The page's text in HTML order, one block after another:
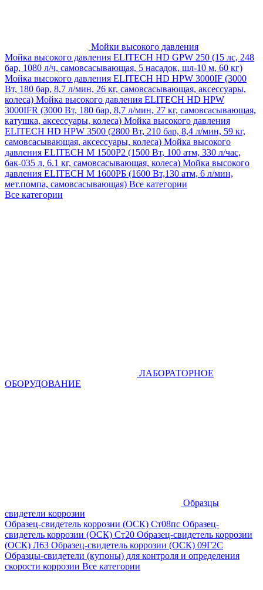
Мойки высокого давления
Мойка высокого давления ELITECH HD GPW 250 (15 лс, 248
бар, 1080 л/ч, самовсасывающая, 5 насадок, шл-10 м, 60 кг)
Мойка высокого давления ELITECH HD HPW 3000IF (3000
Вт, 180 бар, 8,7 л/мин, 26 кг, самовсасывающая, аксессуары,
колеса) Мойка высокого давления ELITECH HD HPW
3000IFR (3000 Вт, 180 бар, 8,7 л/мин, 27 кг, самовсасывающая,
катушка, аксессуары, колеса) Мойка высокого давления
ELITECH HD HPW 3500 (2800 Вт, 210 бар, 8,4 л/мин, 59 кг,
самовсасывающая, аксессуары, колеса) Мойка высокого
давления ELITECH M 1500P2 (1500 Вт, 100 атм, 330 л/час,
бак-035 л, 6.1 кг, самовсасывающая, колеса) Мойка высокого
давления ELITECH М 1600РБ (1600 Вт,130 атм, 6 л/мин,
мет.помпа, самовсасывающая) Все категории
Все категории
ЛАБОРАТОРНОЕ
ОБОРУДОВАНИЕ
Образцы
свидетели коррозии
Образец-свидетель коррозии (ОСК) Ст08пс Образец-
свидетель коррозии (ОСК) Ст20 Образец-свидетель коррозии
(ОСК) Л63 Образец-свидетель коррозии (ОСК) 09Г2С
Образцы-свидетели (купоны) для контроля и определения
скорости коррозии Все категории